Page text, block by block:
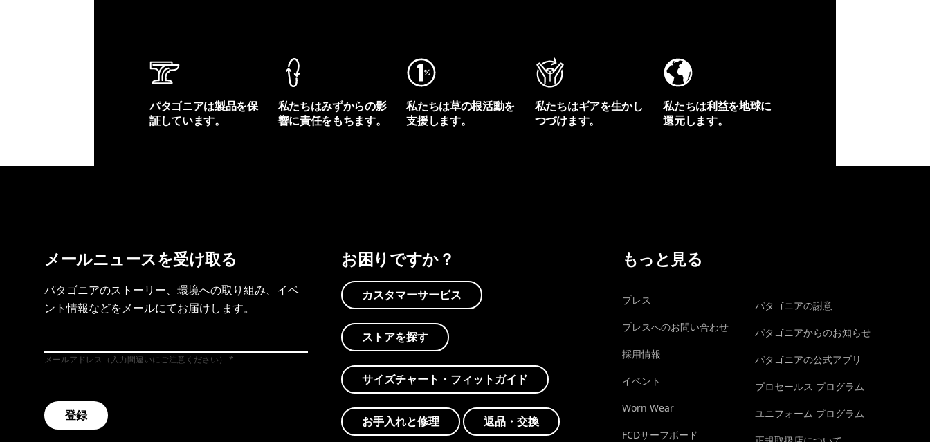
パタゴニアは製品を保
証しています。
私たちはみずからの影
響に責任をもちます。
私たちは草の根活動を
支援します。
私たちはギアを生かし
つづけます。
私たちは利益を地球に
還元します。
メールニュースを受け取る
パタゴニアのストーリー、環境への取り組み、イベ
ント情報などをメールにてお届けします。
メールアドレス（入力間違いにご注意ください）
登録
お困りですか？
カスタマーサービス
ストアを探す
サイズチャート・フィットガイド
お手入れと修理 返品・交換
もっと見る
プレス
プレスへのお問い合わせ
採用情報
イベント
Worn Wear
FCDサーフボード
パタゴニアの謝意
パタゴニアからのお知らせ
パタゴニアの公式アプリ
プロセールス プログラム
ユニフォーム プログラム